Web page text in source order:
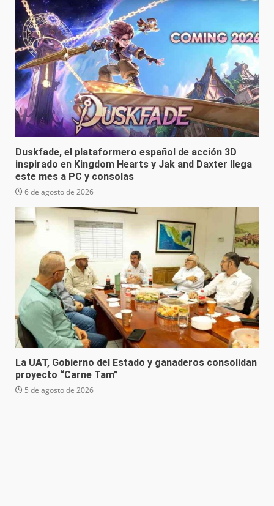
Duskfade, el plataformero español de acción 3D
inspirado en Kingdom Hearts y Jak and Daxter llega
este mes a PC y consolas
6 de agosto de 2026
La UAT, Gobierno del Estado y ganaderos consolidan
proyecto “Carne Tam”
5 de agosto de 2026